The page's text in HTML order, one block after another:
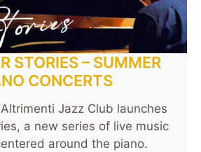
STORIES – SUMMER
CONCERTS
Jazz Club launches
a new series of live music
around the piano.